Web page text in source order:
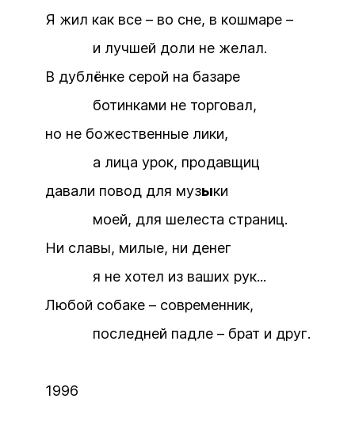
Я жил как все – во сне, в кошмаре –
и лучшей доли не желал.
В дублёнке серой на базаре
ботинками не торговал,
но не божественные лики,
а лица урок, продавщиц
давали повод для музыки
моей, для шелеста страниц.
Ни славы, милые, ни денег
я не хотел из ваших рук...
Любой собаке – современник,
последней падле – брат и друг.
1996